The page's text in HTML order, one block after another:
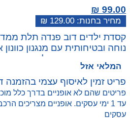
₪ 129.00
המקורי
היה:
₪ 129.00.
₪ 99.00
הנוכחי
הוא:
₪ 99.00.
קסדת ילדים דוב פנדה תלת
נוחה ובטיחותית עם מנגנון כוונון
מתכווננות. מתאימה לאופניים,
המלאי אזל
פריט זמין לאיסוף עצמי
פריטים שהם לא אופניים בדרך כלל
עסקים